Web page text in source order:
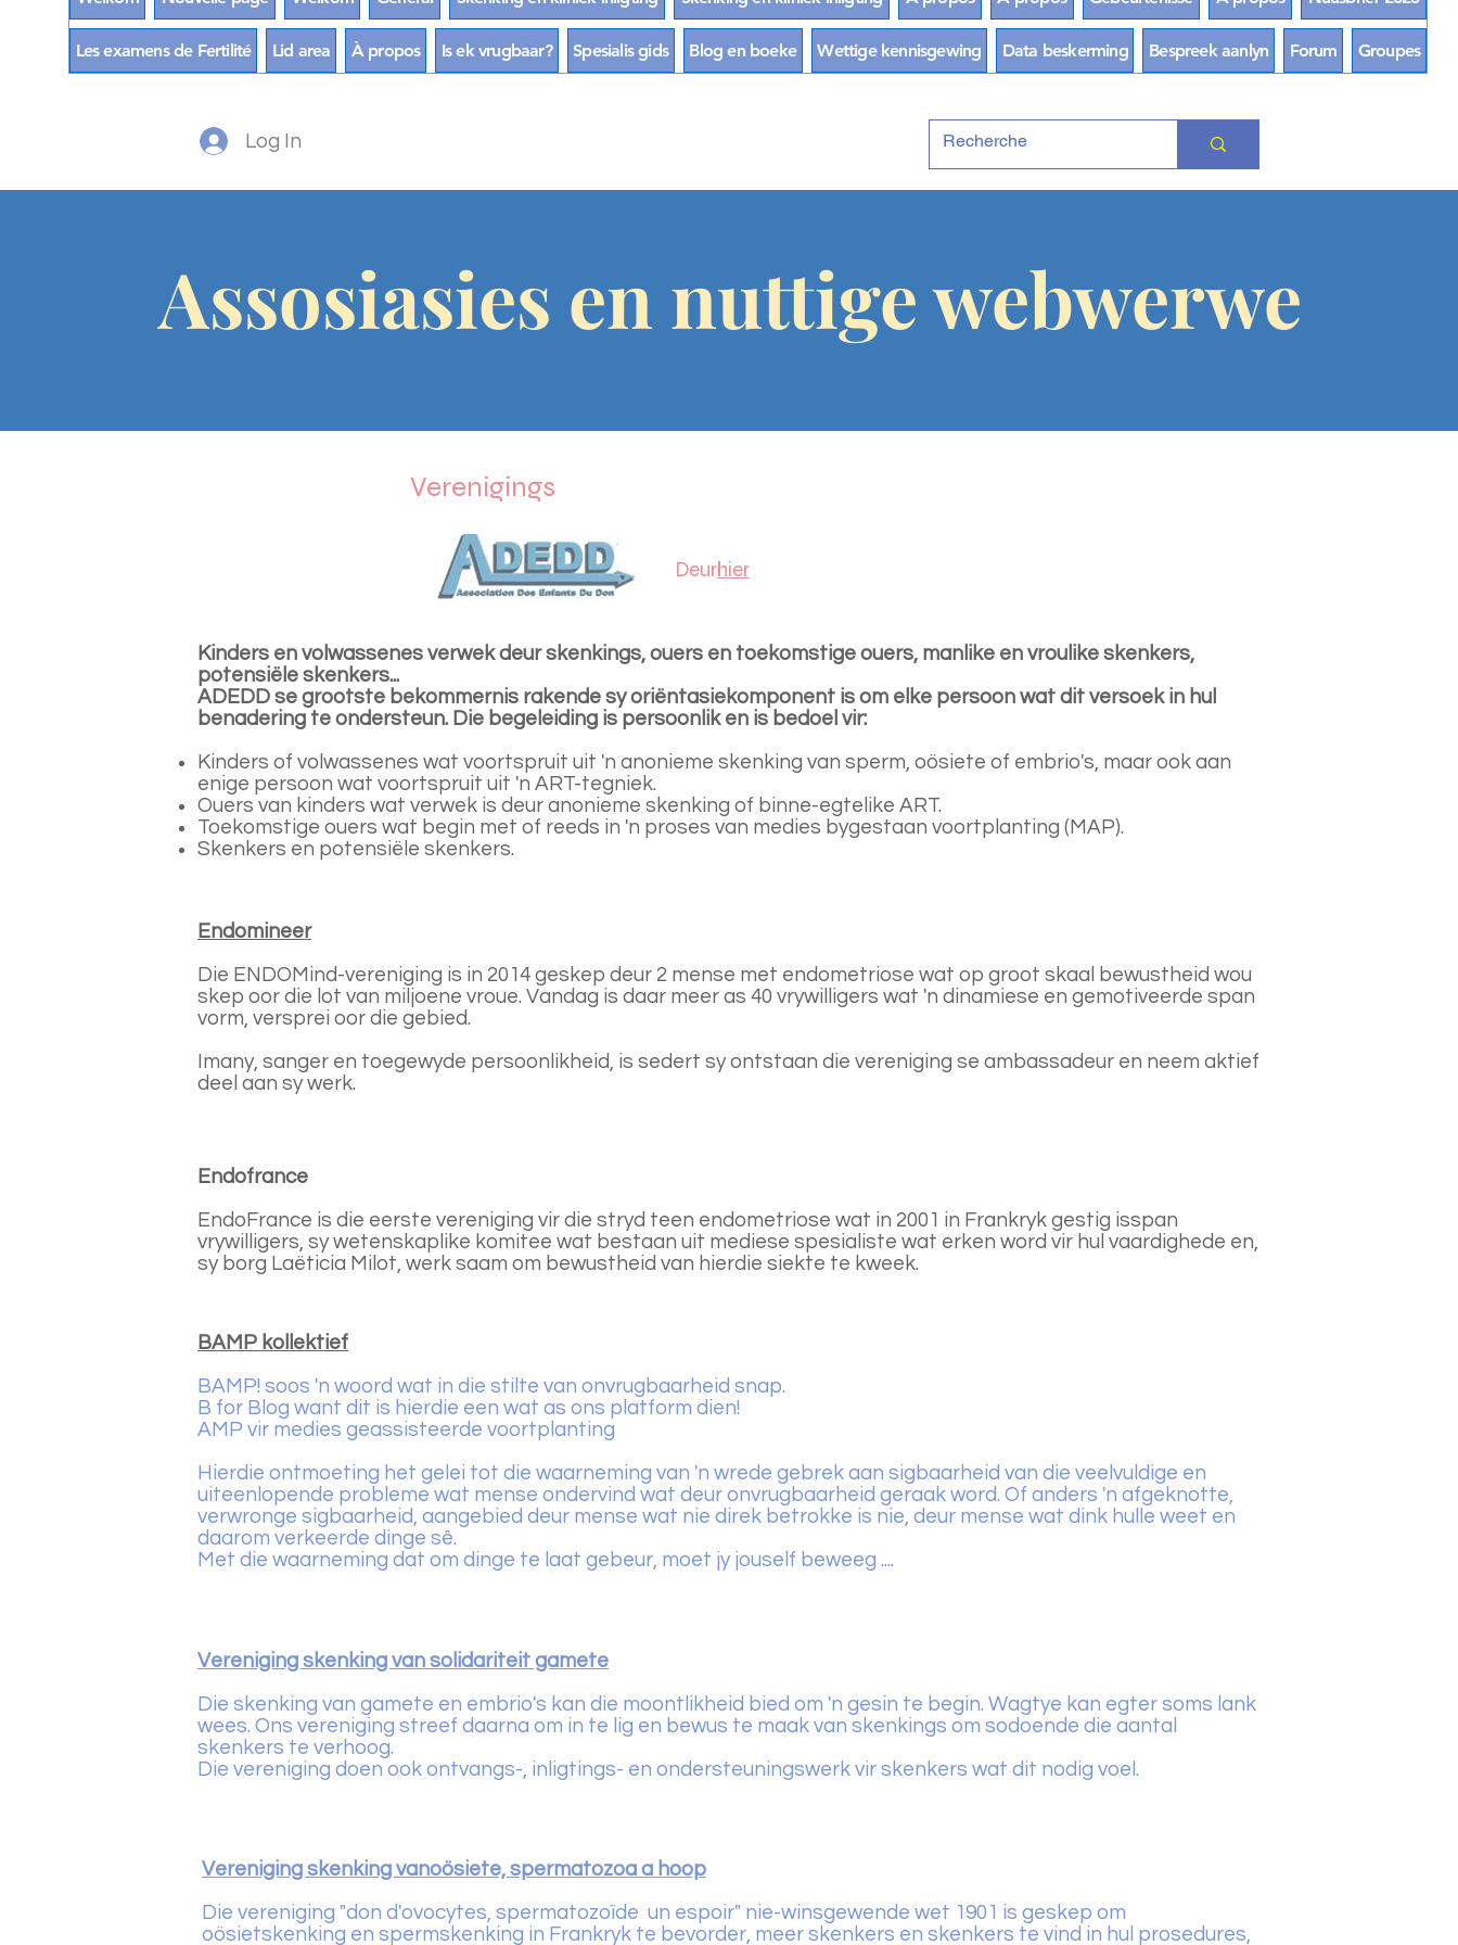
Les examens de Fertilité Lid area À propos Is ek vrugbaar? Spesialis gids Blog en boeke Wettige kennisgewing Data beskerming Bespreek aanlyn Forum Groupes
Log In
Assosiasies en nuttige webwerwe
Verenigings
Deurhier
Kinders en volwassenes verwek deur skenkings, ouers en toekomstige ouers, manlike en vroulike skenkers,
potensiële skenkers...
ADEDD se grootste bekommernis rakende sy oriëntasiekomponent is om elke persoon wat dit versoek in hul
benadering te ondersteun. Die begeleiding is persoonlik en is bedoel vir:
Kinders of volwassenes wat voortspruit uit 'n anonieme skenking van sperm, oösiete of embrio's, maar ook aan
enige persoon wat voortspruit uit 'n ART-tegniek.
Ouers van kinders wat verwek is deur anonieme skenking of binne-egtelike ART.
Toekomstige ouers wat begin met of reeds in 'n proses van medies bygestaan voortplanting (MAP).
Skenkers en potensiële skenkers.
Endomineer
Die ENDOMind-vereniging is in 2014 geskep deur 2 mense met endometriose wat op groot skaal bewustheid wou
skep oor die lot van miljoene vroue. Vandag is daar meer as 40 vrywilligers wat 'n dinamiese en gemotiveerde span
vorm, versprei oor die gebied.
Imany, sanger en toegewyde persoonlikheid, is sedert sy ontstaan die vereniging se ambassadeur en neem aktief
deel aan sy werk.
Endofrance
EndoFrance is die eerste vereniging vir die stryd teen endometriose wat in 2001 in Frankryk gestig isspan
vrywilligers, sy wetenskaplike komitee wat bestaan uit mediese spesialiste wat erken word vir hul vaardighede en,
sy borg Laëticia Milot, werk saam om bewustheid van hierdie siekte te kweek.
BAMP kollektief
BAMP! soos 'n woord wat in die stilte van onvrugbaarheid snap.
B for Blog want dit is hierdie een wat as ons platform dien!
AMP vir medies geassisteerde voortplanting
Hierdie ontmoeting het gelei tot die waarneming van 'n wrede gebrek aan sigbaarheid van die veelvuldige en
uiteenlopende probleme wat mense ondervind wat deur onvrugbaarheid geraak word. Of anders 'n afgeknotte,
verwronge sigbaarheid, aangebied deur mense wat nie direk betrokke is nie, deur mense wat dink hulle weet en
daarom verkeerde dinge sê.
Met die waarneming dat om dinge te laat gebeur, moet jy jouself beweeg ....
Vereniging skenking van solidariteit gamete
Die skenking van gamete en embrio's kan die moontlikheid bied om 'n gesin te begin. Wagtye kan egter soms lank
wees. Ons vereniging streef daarna om in te lig en bewus te maak van skenkings om sodoende die aantal
skenkers te verhoog.
Die vereniging doen ook ontvangs-, inligtings- en ondersteuningswerk vir skenkers wat dit nodig voel.
Vereniging skenking vanoösiete, spermatozoa a hoop
Die vereniging "don d'ovocytes, spermatozoïde un espoir" nie-winsgewende wet 1901 is geskep om
oösietskenking en spermskenking in Frankryk te bevorder, meer skenkers en skenkers te vind in hul prosedures,